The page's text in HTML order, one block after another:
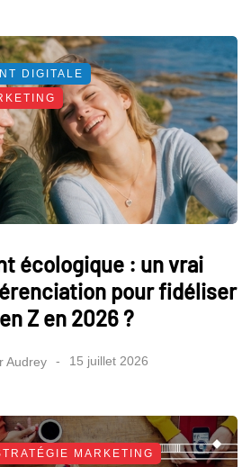
DIGITALE
écologique : un vrai
pour fidéliser
Z en 2026 ?
Audrey 15 juillet 2026
MARKETING